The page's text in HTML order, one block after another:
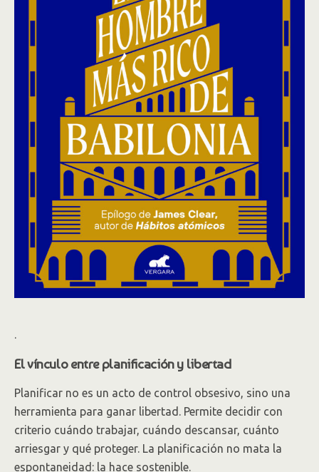
.
El vínculo entre planificación y libertad
Planificar no es un acto de control obsesivo, sino una
herramienta para ganar libertad. Permite decidir con
criterio cuándo trabajar, cuándo descansar, cuánto
arriesgar y qué proteger. La planificación no mata la
espontaneidad: la hace sostenible.